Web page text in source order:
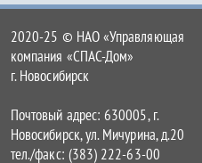
2020-25 © НАО «Управляющая
компания «СПАС-Дом»
г. Новосибирск
Почтовый адрес: 630005, г.
Новосибирск, ул. Мичурина, д.20
тел./факс: (383) 222-63-00